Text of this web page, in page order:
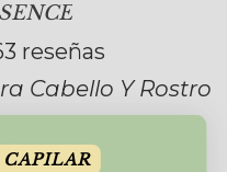
reseñas
Cabello Y Rostro